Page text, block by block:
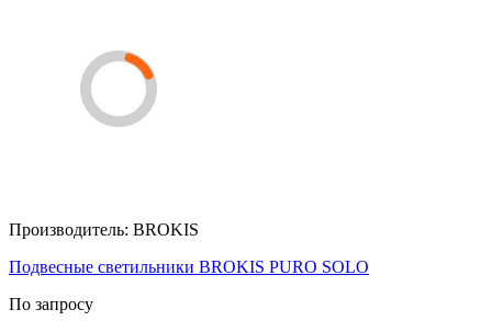
Производитель: BROKIS
Подвесные светильники BROKIS PURO SOLO
По запросу